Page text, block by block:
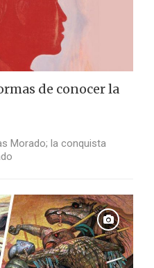
de conocer la
Morado; la conquista